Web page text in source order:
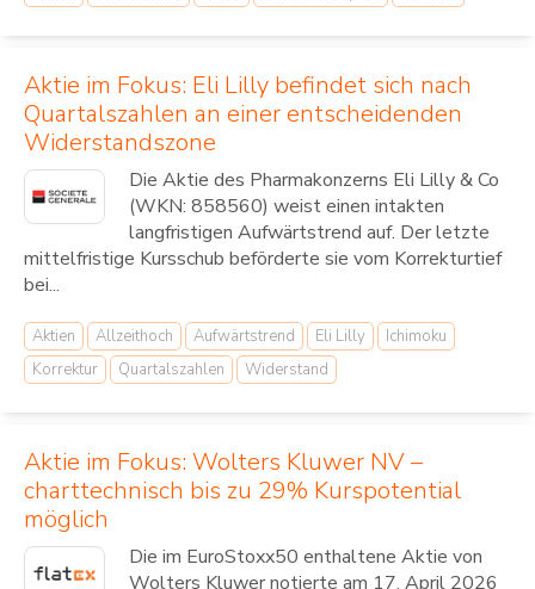
Aktie im Fokus: Eli Lilly befindet sich nach
Quartalszahlen an einer entscheidenden
Widerstandszone
Die Aktie des Pharmakonzerns Eli Lilly & Co
(WKN: 858560) weist einen intakten
langfristigen Aufwärtstrend auf. Der letzte
mittelfristige Kursschub beförderte sie vom Korrekturtief
bei...
Aktien Allzeithoch Aufwärtstrend Eli Lilly
Ichimoku
Korrektur
Quartalszahlen Widerstand
Aktie im Fokus: Wolters Kluwer NV –
charttechnisch bis zu 29% Kurspotential
möglich
Die im EuroStoxx50 enthaltene Aktie von
Wolters Kluwer notierte am 17. April 2026